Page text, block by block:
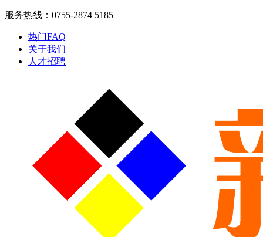
服务热线：0755-2874 5185
热门FAQ
关于我们
人才招聘